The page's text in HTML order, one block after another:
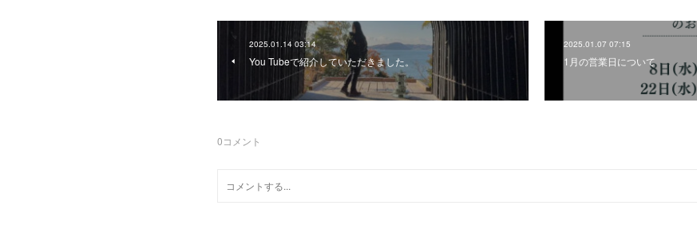
2025.01.14 03:14
You Tubeで紹介していただきました。
2025.01.07 07:15
1月の営業日について
0コメント